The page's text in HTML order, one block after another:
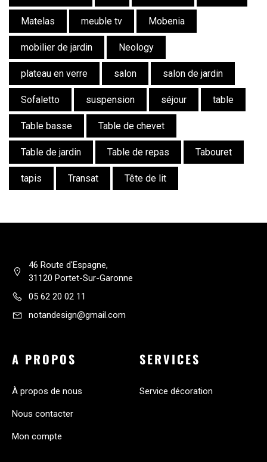
Matelas meuble tv Mobenia
mobilier de jardin Neology
plateau en verre salon salon de jardin
Sofaletto suspension séjour table
Table basse Table de chevet
Table de jardin Table de repas Tabouret
tapis Transat Tête de lit
46 Route d'Espagne,
31120 Portet-Sur-Garonne
05 62 20 02 11
notandesign@gmail.com
A PROPOS
À propos de nous
Nous contacter
Mon compte
SERVICES
Service décoration